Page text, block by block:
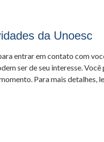
da Unoesc
entrar em contato com
ser de seu interesse.
Para mais detalhes,